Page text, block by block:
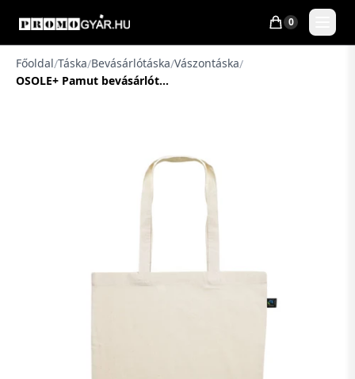
0
Főoldal/Táska/Bevásárlótáska/Vászontáska/
OSOLE+ Pamut bevásárlótáska Fairtrade